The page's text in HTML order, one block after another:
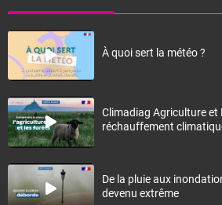
À quoi sert la météo ?
Climadiag Agriculture et
réchauffement
De la pluie aux
devenu extrême